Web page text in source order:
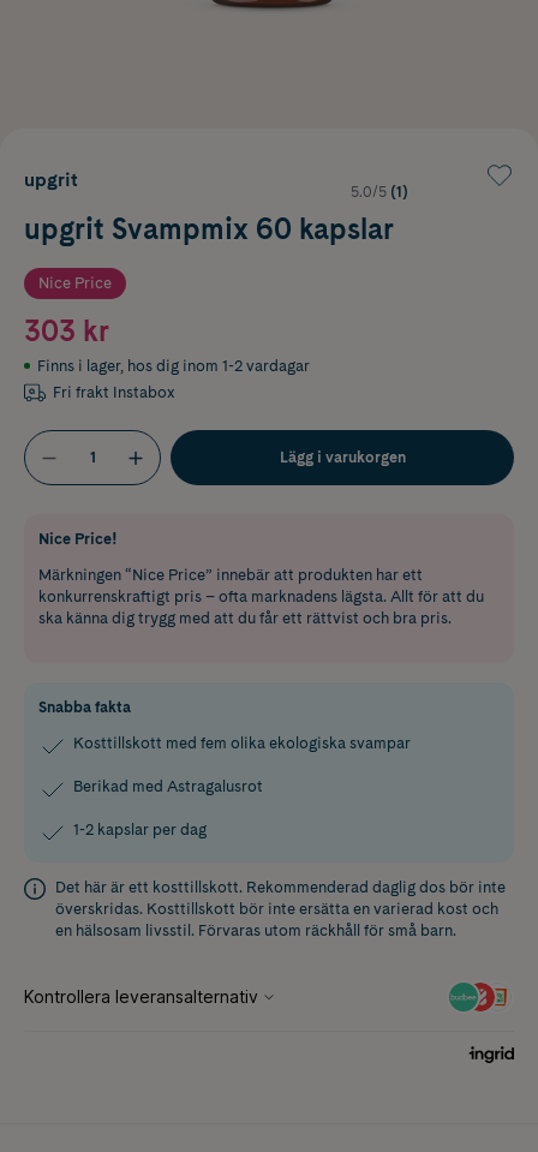
upgrit
5.0/5 (1)
upgrit Svampmix 60 kapslar
Nice Price
303 kr
Finns i lager, hos dig inom 1-2 vardagar
Fri frakt Instabox
Lägg i varukorgen
Nice Price!
Märkningen “Nice Price” innebär att produkten har ett
konkurrenskraftigt pris – ofta marknadens lägsta. Allt för att du
ska känna dig trygg med att du får ett rättvist och bra pris.
Snabba fakta
Kosttillskott med fem olika ekologiska svampar
Berikad med Astragalusrot
1-2 kapslar per dag
Det här är ett kosttillskott. Rekommenderad daglig dos bör inte
överskridas. Kosttillskott bör inte ersätta en varierad kost och
en hälsosam livsstil. Förvaras utom räckhåll för små barn.